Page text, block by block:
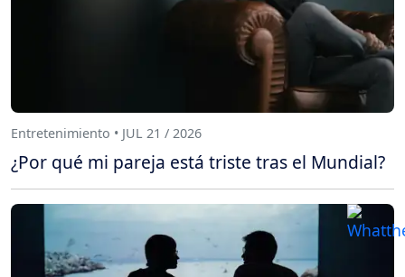
Entretenimiento • JUL 21 / 2026
¿Por qué mi pareja está triste tras el Mundial?